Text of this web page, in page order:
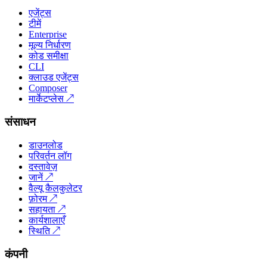
एजेंट्स
टीमें
Enterprise
मूल्य निर्धारण
कोड समीक्षा
CLI
क्लाउड एजेंट्स
Composer
मार्केटप्लेस ↗
संसाधन
डाउनलोड
परिवर्तन लॉग
दस्तावेज़
जानें↗
वैल्यू कैलकुलेटर
फ़ोरम↗
सहायता ↗
कार्यशालाएँ
स्थिति↗
कंपनी